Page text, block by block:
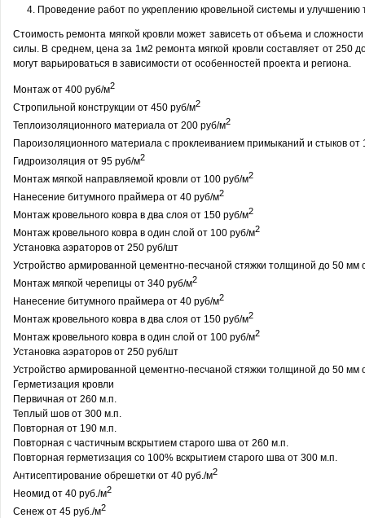
Проведение работ по укреплению кровельной системы и улучшению
Стоимость ремонта мягкой кровли может зависеть от объема и
силы. В среднем, цена за 1м2 ремонта мягкой кровли составляет от 250
могут варьироваться в зависимости от особенностей проекта и региона.
Монтаж от 400 руб/м2
Стропильной конструкции от 450 руб/м2
Теплоизоляционного материала от 200 руб/м2
Пароизоляционного материала с проклеиванием примыканий и стыков от
Гидроизоляция от 95 руб/м2
Монтаж мягкой направляемой кровли от 100 руб/м2
Нанесение битумного праймера от 40 руб/м2
Монтаж кровельного ковра в два слоя от 150 руб/м2
Монтаж кровельного ковра в один слой от 100 руб/м2
Установка аэраторов от 250 руб/шт
Устройство армированной цементно-песчаной стяжки толщиной до 50 мм
Монтаж мягкой черепицы от 340 руб/м2
Нанесение битумного праймера от 40 руб/м2
Монтаж кровельного ковра в два слоя от 150 руб/м2
Монтаж кровельного ковра в один слой от 100 руб/м2
Установка аэраторов от 250 руб/шт
Устройство армированной цементно-песчаной стяжки толщиной до 50 мм
Герметизация кровли
Первичная от 260 м.п.
Теплый шов от 300 м.п.
Повторная от 190 м.п.
Повторная с частичным вскрытием старого шва от 260 м.п.
Повторная герметизация со 100% вскрытием старого шва от 300 м.п.
Антисептирование обрешетки от 40 руб./м2
Неомид от 40 руб./м2
Сенеж от 45 руб./м2